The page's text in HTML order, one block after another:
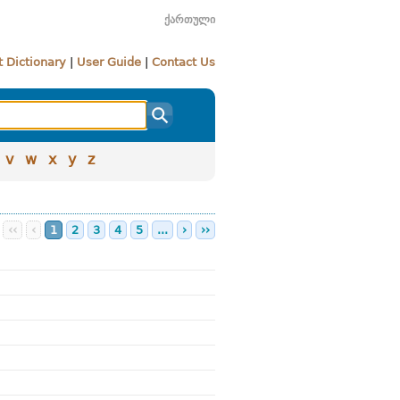
ქართული
Dictionary User Guide Contact Us
v w x y z
‹‹ ‹ 1 2 3 4 5 ... › ››